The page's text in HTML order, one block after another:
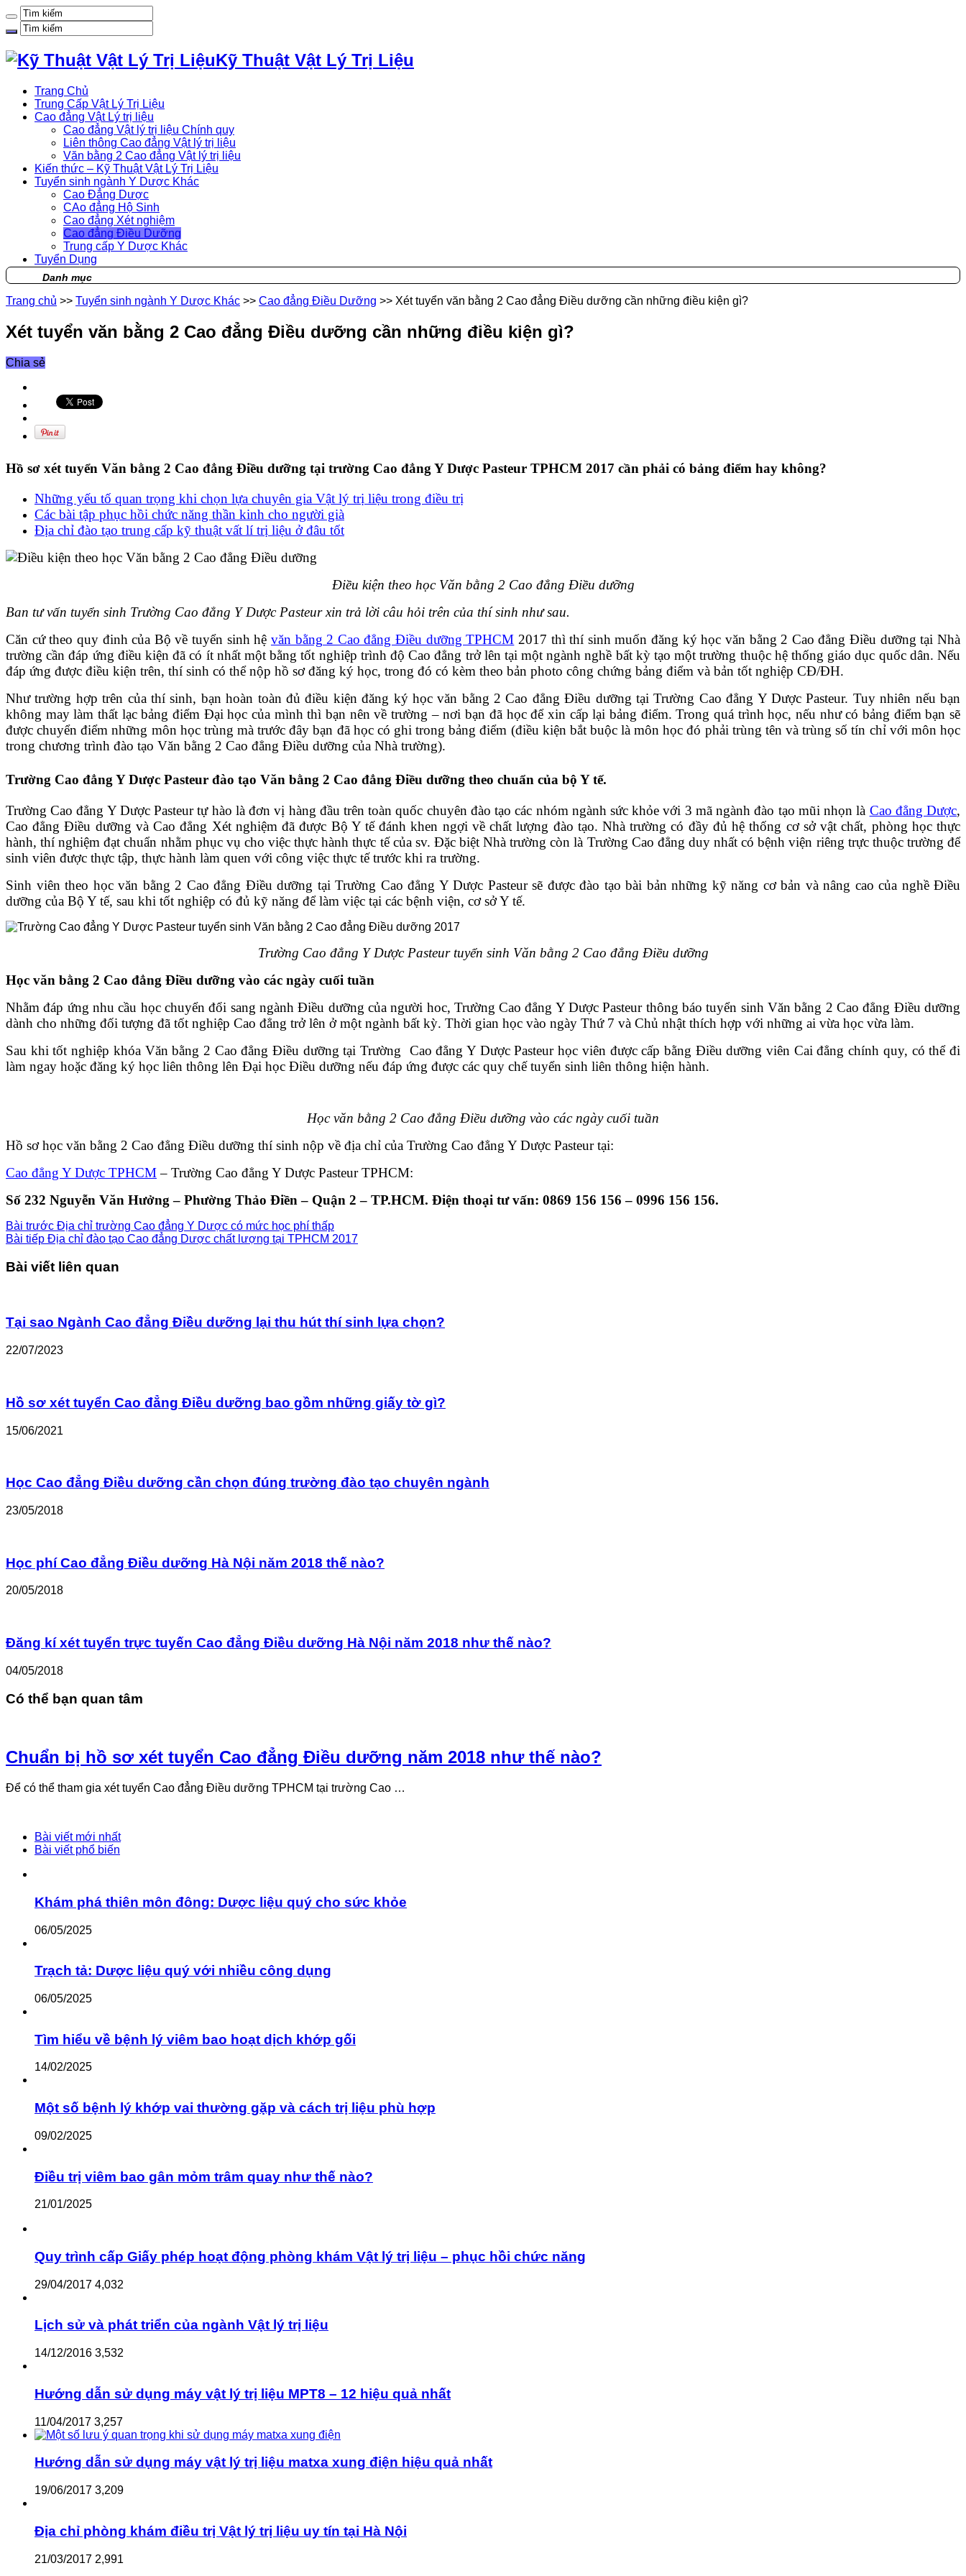
Kỹ Thuật Vật Lý Trị Liệu
Trang Chủ
Trung Cấp Vật Lý Trị Liệu
Cao đẳng Vật Lý trị liệu
Cao đẳng Vật lý trị liệu Chính quy
Liên thông Cao đẳng Vật lý trị liệu
Văn bằng 2 Cao đẳng Vật lý trị liệu
Kiến thức – Kỹ Thuật Vật Lý Trị Liệu
Tuyển sinh ngành Y Dược Khác
Cao Đẳng Dược
CAo đẳng Hộ Sinh
Cao đẳng Xét nghiệm
Cao đẳng Điều Dưỡng
Trung cấp Y Dược Khác
Tuyển Dụng
Danh mục
Trang chủ >> Tuyển sinh ngành Y Dược Khác >> Cao đẳng Điều Dưỡng >> Xét tuyển văn bằng 2 Cao đẳng Điều dưỡng cần những điều kiện gì?
Xét tuyển văn bằng 2 Cao đẳng Điều dưỡng cần những điều kiện gì?
Chia sẻ
Hồ sơ xét tuyển Văn bằng 2 Cao đẳng Điều dưỡng tại trường Cao đẳng Y Dược Pasteur TPHCM 2017 cần phải có bảng điểm hay không?
Những yếu tố quan trọng khi chọn lựa chuyên gia Vật lý trị liệu trong điều trị
Các bài tập phục hồi chức năng thần kinh cho người già
Địa chỉ đào tạo trung cấp kỹ thuật vất lí trị liệu ở đâu tốt
Điều kiện theo học Văn bằng 2 Cao đẳng Điều dưỡng
Ban tư vấn tuyển sinh Trường Cao đẳng Y Dược Pasteur xin trả lời câu hỏi trên của thí sinh như sau.
Căn cứ theo quy đinh của Bộ về tuyển sinh hệ văn bằng 2 Cao đẳng Điều dưỡng TPHCM 2017 thì thí sinh muốn đăng ký học văn bằng 2 Cao đẳng Điều dưỡng tại Nhà
trường cần đáp ứng điều kiện đã có ít nhất một bằng tốt nghiệp trình độ Cao đẳng trở lên tại một ngành nghề bất kỳ tạo một trường thuộc hệ thống giáo dục quốc dân. Nếu
đáp ứng được điều kiện trên, thí sinh có thể nộp hồ sơ đăng ký học, trong đó có kèm theo bản photo công chứng bảng điểm và bản tốt nghiệp CĐ/ĐH.
Như trường hợp trên của thí sinh, bạn hoàn toàn đủ điều kiện đăng ký học văn bằng 2 Cao đẳng Điều dưỡng tại Trường Cao đẳng Y Dược Pasteur. Tuy nhiên nếu bạn
không may làm thất lạc bảng điểm Đại học của mình thì bạn nên về trường – nơi bạn đã học để xin cấp lại bảng điểm. Trong quá trình học, nếu như có bảng điểm bạn sẽ
được chuyển điểm những môn học trùng mà trước đây bạn đã học có ghi trong bảng điểm (điều kiện bắt buộc là môn học đó phải trùng tên và trùng số tín chỉ với môn học
trong chương trình đào tạo Văn bằng 2 Cao đẳng Điều dưỡng của Nhà trường).
Trường Cao đẳng Y Dược Pasteur đào tạo Văn bằng 2 Cao đẳng Điều dưỡng theo chuẩn của bộ Y tế.
Trường Cao đẳng Y Dược Pasteur tự hào là đơn vị hàng đầu trên toàn quốc chuyên đào tạo các nhóm ngành sức khỏe với 3 mã ngành đào tạo mũi nhọn là Cao đẳng Dược,
Cao đẳng Điều dưỡng và Cao đẳng Xét nghiệm đã được Bộ Y tế đánh khen ngợi về chất lượng đào tạo. Nhà trường có đầy đủ hệ thống cơ sở vật chất, phòng học thực
hành, thí nghiệm đạt chuẩn nhằm phục vụ cho việc thực hành thực tế của sv. Đặc biệt Nhà trường còn là Trường Cao đẳng duy nhất có bệnh viện riêng trực thuộc trường để
sinh viên được thực tập, thực hành làm quen với công việc thực tế trước khi ra trường.
Sinh viên theo học văn bằng 2 Cao đẳng Điều dưỡng tại Trường Cao đẳng Y Dược Pasteur sẽ được đào tạo bài bản những kỹ năng cơ bản và nâng cao của nghề Điều
dưỡng của Bộ Y tế, sau khi tốt nghiệp có đủ kỹ năng để làm việc tại các bệnh viện, cơ sở Y tế.
Trường Cao đẳng Y Dược Pasteur tuyển sinh Văn bằng 2 Cao đẳng Điều dưỡng
Học văn bằng 2 Cao đẳng Điều dưỡng vào các ngày cuối tuần
Nhằm đáp ứng nhu cầu học chuyển đổi sang ngành Điều dưỡng của người hoc, Trường Cao đẳng Y Dược Pasteur thông báo tuyển sinh Văn bằng 2 Cao đẳng Điều dưỡng
dành cho những đối tượng đã tốt nghiệp Cao đẳng trở lên ở một ngành bất kỳ. Thời gian học vào ngày Thứ 7 và Chủ nhật thích hợp với những ai vừa học vừa làm.
Sau khi tốt nghiệp khóa Văn bằng 2 Cao đẳng Điều dưỡng tại Trường Cao đẳng Y Dược Pasteur học viên được cấp bằng Điều dưỡng viên Cai đẳng chính quy, có thể đi
làm ngay hoặc đăng ký học liên thông lên Đại học Điều dưỡng nếu đáp ứng được các quy chế tuyển sinh liên thông hiện hành.
Học văn bằng 2 Cao đẳng Điều dưỡng vào các ngày cuối tuần
Hồ sơ học văn bằng 2 Cao đẳng Điều dưỡng thí sinh nộp về địa chỉ của Trường Cao đẳng Y Dược Pasteur tại:
Cao đẳng Y Dược TPHCM– Trường Cao đẳng Y Dược Pasteur TPHCM:
Số 232 Nguyễn Văn Hưởng – Phường Thảo Điền – Quận 2 – TP.HCM. Điện thoại tư vấn: 0869 156 156 – 0996 156 156.
Bài trước Địa chỉ trường Cao đẳng Y Dược có mức học phí thấp
Bài tiếp Địa chỉ đào tạo Cao đẳng Dược chất lượng tại TPHCM 2017
Bài viết liên quan
Tại sao Ngành Cao đẳng Điều dưỡng lại thu hút thí sinh lựa chọn?
22/07/2023
Hồ sơ xét tuyển Cao đẳng Điều dưỡng bao gồm những giấy tờ gì?
15/06/2021
Học Cao đẳng Điều dưỡng cần chọn đúng trường đào tạo chuyên ngành
23/05/2018
Học phí Cao đẳng Điều dưỡng Hà Nội năm 2018 thế nào?
20/05/2018
Đăng kí xét tuyển trực tuyến Cao đẳng Điều dưỡng Hà Nội năm 2018 như thế nào?
04/05/2018
Có thể bạn quan tâm
Chuẩn bị hồ sơ xét tuyển Cao đẳng Điều dưỡng năm 2018 như thế nào?
Để có thể tham gia xét tuyển Cao đẳng Điều dưỡng TPHCM tại trường Cao …
Bài viết mới nhất
Bài viết phổ biến
Khám phá thiên môn đông: Dược liệu quý cho sức khỏe
06/05/2025
Trạch tả: Dược liệu quý với nhiều công dụng
06/05/2025
Tìm hiểu về bệnh lý viêm bao hoạt dịch khớp gối
14/02/2025
Một số bệnh lý khớp vai thường gặp và cách trị liệu phù hợp
09/02/2025
Điều trị viêm bao gân mỏm trâm quay như thế nào?
21/01/2025
Quy trình cấp Giấy phép hoạt động phòng khám Vật lý trị liệu – phục hồi chức năng
29/04/2017 4,032
Lịch sử và phát triển của ngành Vật lý trị liệu
14/12/2016 3,532
Hướng dẫn sử dụng máy vật lý trị liệu MPT8 – 12 hiệu quả nhất
11/04/2017 3,257
Hướng dẫn sử dụng máy vật lý trị liệu matxa xung điện hiệu quả nhất
19/06/2017 3,209
Địa chỉ phòng khám điều trị Vật lý trị liệu uy tín tại Hà Nội
21/03/2017 2,991